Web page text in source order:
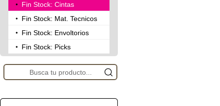
Fin Stock: Cintas
Fin Stock: Mat. Tecnicos
Fin Stock: Envoltorios
Fin Stock: Picks